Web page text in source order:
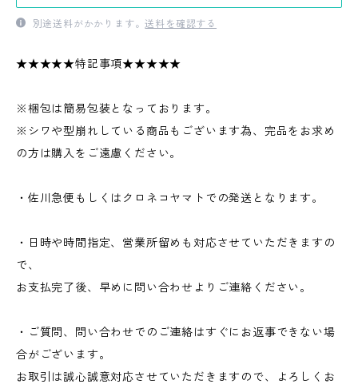
別途送料がかかります。送料を確認する
★★★★★特記事項★★★★★
※梱包は簡易包装となっております。
※シワや型崩れしている商品もございます為、完品をお求め
の方は購入をご遠慮ください。
・佐川急便もしくはクロネコヤマトでの発送となります。
・日時や時間指定、営業所留めも対応させていただきますの
で、
お支払完了後、早めに問い合わせよりご連絡ください。
・ご質問、問い合わせでのご連絡はすぐにお返事できない場
合がございます。
お取引は誠心誠意対応させていただきますので、よろしくお